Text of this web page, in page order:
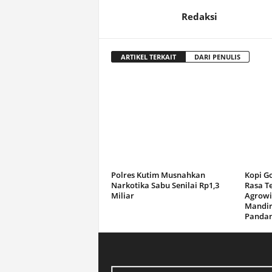
Redaksi
ARTIKEL TERKAIT DARI PENULIS
Polres Kutim Musnahkan
Narkotika Sabu Senilai Rp1,3
Miliar
Kopi
Rasa